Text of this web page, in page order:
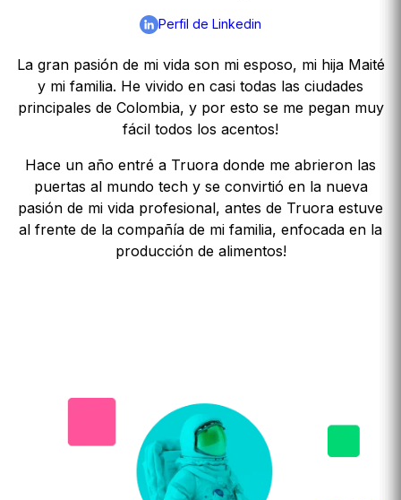
Perfil de Linkedin
La gran pasión de mi vida son mi esposo, mi hija Maité
y mi familia. He vivido en casi todas las ciudades
principales de Colombia, y por esto se me pegan muy
fácil todos los acentos!
Hace un año entré a Truora donde me abrieron las
puertas al mundo tech y se convirtió en la nueva
pasión de mi vida profesional, antes de Truora estuve
al frente de la compañía de mi familia, enfocada en la
producción de alimentos!